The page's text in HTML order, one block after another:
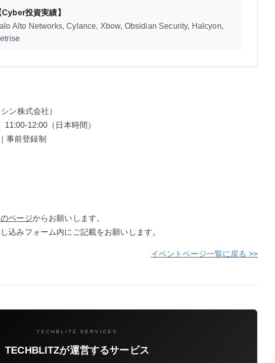
Cyber投資実績】
Alto Networks, Cylance, Xbow, Obsidian Security, Halcyon,
ン株式会社）
11:00-12:00（日本時間）
事前登録制
ページからお願いします。
込みフォーム内にご記載をお願いします。
イベントページ一覧に戻る >>
TECHBLITZ SERVICES
TECHBLITZが運営するサービス